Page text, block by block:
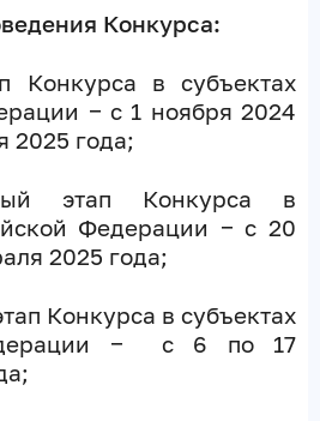
Конкурса:
Конкурса в субъектах
‒ с 1 ноября 2024
2025 года;
этап Конкурса в
Федерации ‒с 20
2025 года;
Конкурса в субъектах
‒
с 6 по 17